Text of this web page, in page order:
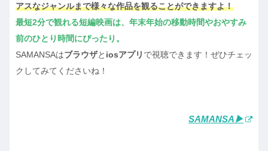
アスなジャンルまで様々な作品を観ることができますよ！
最短2分で観れる短編映画は、年末年始の移動時間やおやすみ
前のひとり時間にぴったり。
SAMANSAはブラウザと iosアプリ で視聴できます！ぜひチェッ
クしてみてくださいね！
SAMANSA▶︎